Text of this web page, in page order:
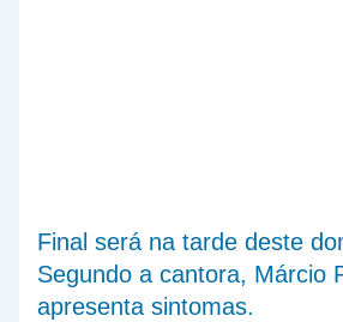
Final será na tarde deste
Segundo a cantora, Márcio
apresenta sintomas.